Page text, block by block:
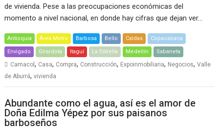
de vivienda. Pese a las preocupaciones económicas del
momento a nivel nacional, en donde hay cifras que dejan ver…
Antioquia Área Metro Barbosa Bello Caldas Copacabana
Envigado Girardota Itaguí La Estrella Medellín Sabaneta
Camacol, Casa, Compra, Construcción, Expoinmobiliaria, Negocios,Valle
de Aburrá,vivienda
Abundante como el agua, así es el amor de
Doña Edilma Yépez por sus paisanos
barboseños